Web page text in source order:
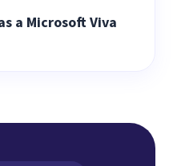
a Microsoft Viva